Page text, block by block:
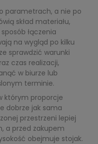
parametrach, a nie po
skład materiału,
łączenia
na wygląd po kilku
sprawdzić warunki
czas realizacji,
w biurze lub
terminie.
którym proporcje
dobrze jak sama
przestrzeni lepiej
a przed zakupem
obejmuje stojak.